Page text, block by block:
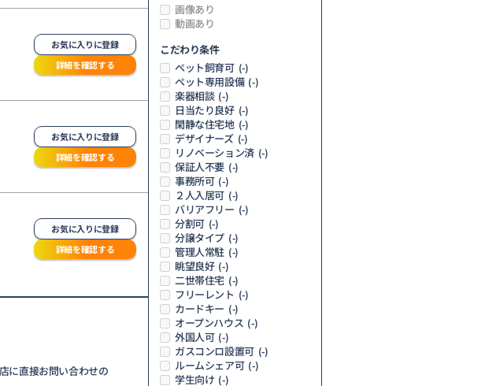
お気に入りに登録
詳細を確認する
お気に入りに登録
詳細を確認する
お気に入りに登録
詳細を確認する
に直接お問い合わせの
画像あり
動画あり
こだわり条件
ペット飼育可 (-)
ペット専用設備 (-)
楽器相談 (-)
日当たり良好 (-)
閑静な住宅地 (-)
デザイナーズ (-)
リノベーション済 (-)
保証人不要 (-)
事務所可 (-)
２人入居可 (-)
バリアフリー (-)
分割可 (-)
分譲タイプ (-)
管理人常駐 (-)
眺望良好 (-)
二世帯住宅 (-)
フリーレント (-)
カードキー (-)
オープンハウス (-)
外国人可 (-)
ガスコンロ設置可 (-)
ルームシェア可 (-)
学生向け (-)